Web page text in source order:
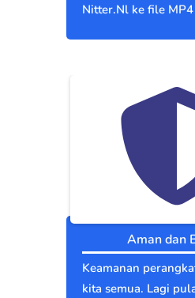
Nitter.Nl ke file
Aman dan
Keamanan
kita semua. Lagi